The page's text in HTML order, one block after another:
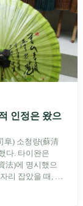
인정은 왔으
阜) 소청량(蘇清
다. 타이완은
法)에 명시했으
리 잡았을 때, 제
었다. 600여 명